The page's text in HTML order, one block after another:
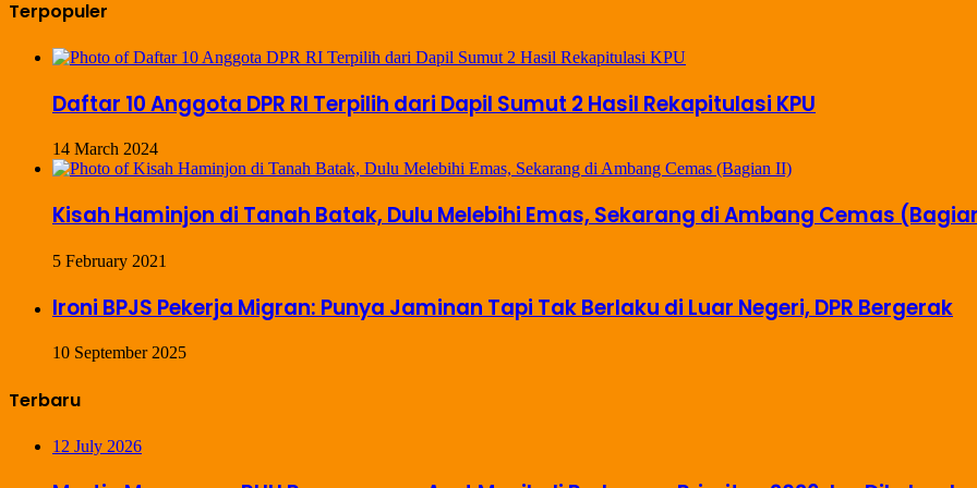
Terpopuler
Daftar 10 Anggota DPR RI Terpilih dari Dapil Sumut 2 Hasil Rekapitulasi KPU
14 March 2024
Kisah Haminjon di Tanah Batak, Dulu Melebihi Emas, Sekarang di Ambang Cemas
5 February 2021
Ironi BPJS Pekerja Migran: Punya Jaminan Tapi Tak Berlaku di Luar Negeri, DPR Bergerak
10 September 2025
Terbaru
12 July 2026